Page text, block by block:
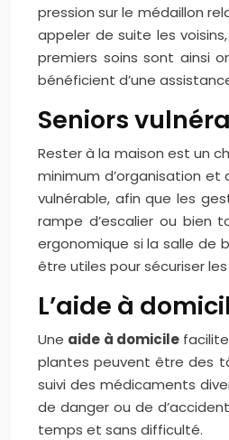
pression sur le médaillon
appeler de suite les
premiers soins sont ainsi
bénéficient d’une
Seniors
Rester à la maison est un
minimum d’organisation et
vulnérable, afin que les
rampe d’escalier ou bien
ergonomique si la salle de
être utiles pour sécuriser
L’aide à
Une aide à domicile
plantes peuvent être des
suivi des médicaments
de danger ou de
temps et sans difficulté.